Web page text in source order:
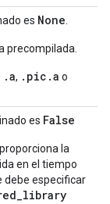
es None
precompilada.
.a, .pic.a o
es False
la
en el tiempo
debe especificar
_library